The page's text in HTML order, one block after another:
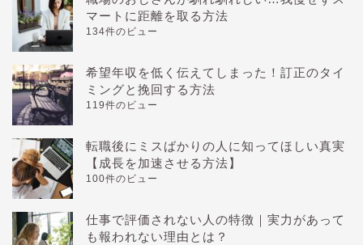
マートに距離を取る方法
134件のビュー
希望年収を低く伝えてしまった！訂正のタイ
ミングと挽回する方法
119件のビュー
転職後にミスばかりの人に知ってほしい真実
【成長を加速させる方法】
100件のビュー
仕事で評価されない人の特徴｜実力があって
も報われない理由とは？